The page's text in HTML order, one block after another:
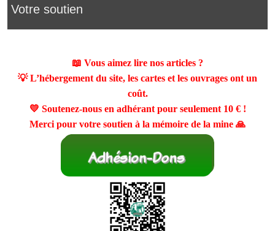
Votre soutien
📖 Vous aimez lire nos articles ?
💡 L’hébergement du site, les cartes et les ouvrages ont un
coût.
💛 Soutenez-nous en adhérant pour seulement 10 €!
Merci pour votre soutien à la mémoire de la mine 🙏